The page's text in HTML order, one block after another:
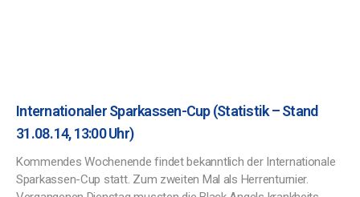
Internationaler Sparkassen-Cup (Statistik – Stand
31.08.14, 13:00 Uhr)
Kommendes Wochenende findet bekanntlich der Internationale
Sparkassen-Cup statt. Zum zweiten Mal als Herrenturnier.